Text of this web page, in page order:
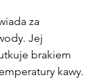
za
Jej
brakiem
kawy.